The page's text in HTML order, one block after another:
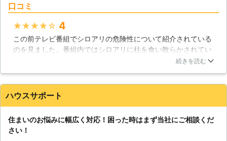
床が緩んでしまったり、カビなどで悩
まされることになり、さらに災害時に
倒壊のリスクが高くなってしまうでし
ょう。またシロアリは木材以外も加害
することができるため、鉄筋コンクリ
が並ぶ住宅地であっても侵入すること
がありますので、決して油断してはい
口コミ
★★★★★ 4
この前テレビ番組でシロアリの危険性について紹介されている
のを見ました。番組内ではシロアリに柱を食い散らかされてい
る無残な光景……。その番組で指摘されていた、シロアリに棲
防の工事ができるみたいです。出費はかさみますが、もしシロ
アリに棲みつかれて柱がめちゃくちゃになって、家が倒壊でも
工事をしてもらって、心配はなくなりました。
続きを読む
ハウスサポート
住まいのお悩みに幅広く対応！困った時はまず当社にご相談くだ
さい！